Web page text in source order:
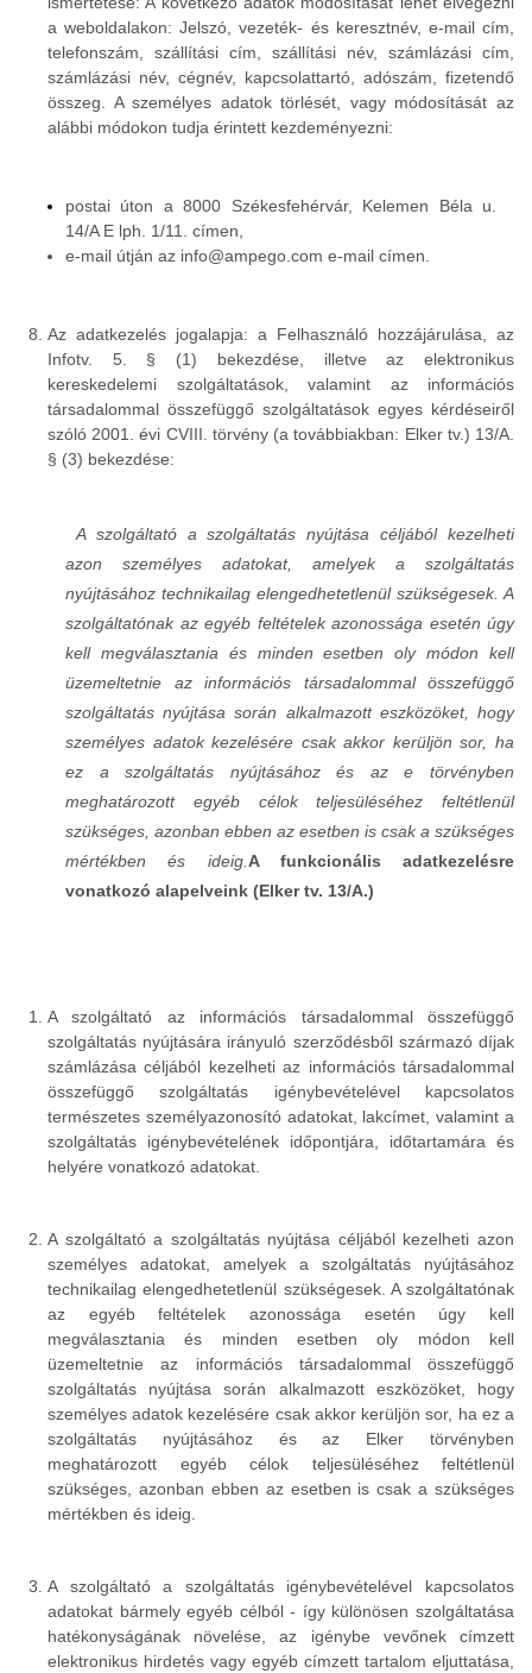
a weboldalakon: Jelszó, vezeték- és keresztnév, e-mail cím,
telefonszám, szállítási cím, szállítási név, számlázási cím,
számlázási név, cégnév, kapcsolattartó, adószám, fizetendő
összeg. A személyes adatok törlését, vagy módosítását az
alábbi módokon tudja érintett kezdeményezni:
postai úton a 8000 Székesfehérvár, Kelemen Béla u.
14/A E lph. 1/11. címen,
e-mail útján az info@ampego.com e-mail címen.
Az adatkezelés jogalapja: a Felhasználó hozzájárulása, az
Infotv. 5. § (1) bekezdése, illetve az elektronikus
kereskedelemi szolgáltatások, valamint az információs
társadalommal összefüggő szolgáltatások egyes kérdéseiről
szóló 2001. évi CVIII. törvény (a továbbiakban: Elker tv.) 13/A.
§ (3) bekezdése:
A szolgáltató a szolgáltatás nyújtása céljából kezelheti
azon személyes adatokat, amelyek a szolgáltatás
nyújtásához technikailag elengedhetetlenül szükségesek. A
szolgáltatónak az egyéb feltételek azonossága esetén úgy
kell megválasztania és minden esetben oly módon kell
üzemeltetnie az információs társadalommal összefüggő
szolgáltatás nyújtása során alkalmazott eszközöket, hogy
személyes adatok kezelésére csak akkor kerüljön sor, ha
ez a szolgáltatás nyújtásához és az e törvényben
meghatározott egyéb célok teljesüléséhez feltétlenül
szükséges, azonban ebben az esetben is csak a szükséges
mértékben és ideig. A funkcionális adatkezelésre
vonatkozó alapelveink (Elker tv. 13/A.)
A szolgáltató az információs társadalommal összefüggő
szolgáltatás nyújtására irányuló szerződésből származó díjak
számlázása céljából kezelheti az információs társadalommal
összefüggő szolgáltatás igénybevételével kapcsolatos
természetes személyazonosító adatokat, lakcímet, valamint a
szolgáltatás igénybevételének időpontjára, időtartamára és
helyére vonatkozó adatokat.
A szolgáltató a szolgáltatás nyújtása céljából kezelheti azon
személyes adatokat, amelyek a szolgáltatás nyújtásához
technikailag elengedhetetlenül szükségesek. A szolgáltatónak
az egyéb feltételek azonossága esetén úgy kell
megválasztania és minden esetben oly módon kell
üzemeltetnie az információs társadalommal összefüggő
szolgáltatás nyújtása során alkalmazott eszközöket, hogy
személyes adatok kezelésére csak akkor kerüljön sor, ha ez a
szolgáltatás nyújtásához és az Elker törvényben
meghatározott egyéb célok teljesüléséhez feltétlenül
szükséges, azonban ebben az esetben is csak a szükséges
mértékben és ideig.
A szolgáltató a szolgáltatás igénybevételével kapcsolatos
adatokat bármely egyéb célból - így különösen szolgáltatása
hatékonyságának növelése, az igénybe vevőnek címzett
elektronikus hirdetés vagy egyéb címzett tartalom eljuttatása,